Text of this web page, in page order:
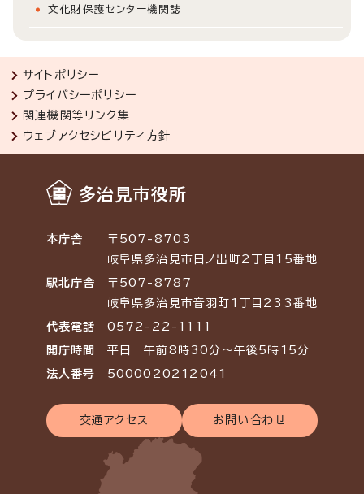
文化財保護センター機関誌
サイトポリシー
プライバシーポリシー
関連機関等リンク集
ウェブアクセシビリティ方針
多治見市役所
本庁舎
〒507-8703
岐阜県多治見市日ノ出町2丁目15番地
駅北庁舎
〒507-8787
岐阜県多治見市音羽町1丁目233番地
代表電話 0572-22-1111
開庁時間 平日 午前8時30分～午後5時15分
法人番号 5000020212041
交通アクセス お問い合わせ